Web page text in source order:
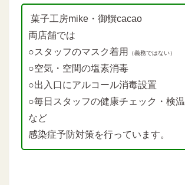
菓子工房mike・御饌cacao
両店舗では
○スタッフのマスク着用
（義務ではない）
○空気・空間の塩素消毒
○出入口にアルコール消毒設置
○毎日スタッフの健康チェック・検温
など
感染症予防対策を行っています。